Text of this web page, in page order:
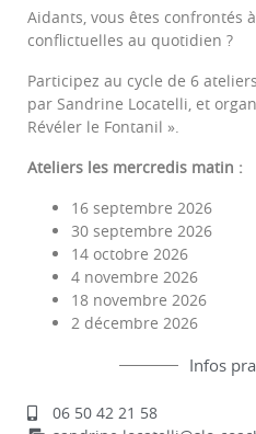
Aidants, vous êtes confrontés
conflictuelles au quotidien ?
Participez au cycle de 6
par Sandrine Locatelli, et
Révéler le Fontanil ».
Ateliers les mercredis matin :
16 septembre 2026
30 septembre 2026
14 octobre 2026
4 novembre 2026
18 novembre 2026
2 décembre 2026
Infos
06 50 42 21 58